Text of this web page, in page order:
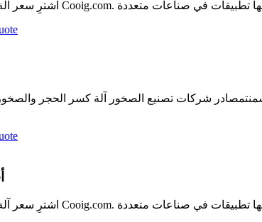
شركات تصنيع الصخور آلة كسر الحجر